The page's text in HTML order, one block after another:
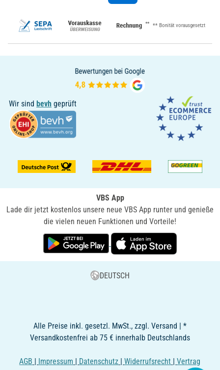
** ** Bonität vorausgesetzt
Wir sind bevh geprüft
VBS App
Lade dir jetzt kostenlos unsere neue VBS App runter und genieße
die vielen neuen Funktionen und Vorteile!
DEUTSCH
Alle Preise inkl. gesetzl. MwSt., zzgl. Versand | *
Versandkostenfrei ab 75 € innerhalb Deutschlands
AGB Impressum Datenschutz |Widerrufsrecht |Vertrag